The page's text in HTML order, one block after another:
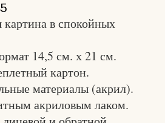
картина в спокойных
14,5 см. х 21 см.
картон.
материалы (акрил).
акриловым лаком.